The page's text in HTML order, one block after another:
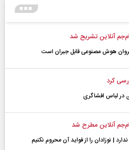
آنلاین تشریح شد
هوش مصنوعی قابل جبران است
کرد
در لباس افشاگری
آنلاین مطرح شد
| نوزادان را از فواید آن محروم نکنیم